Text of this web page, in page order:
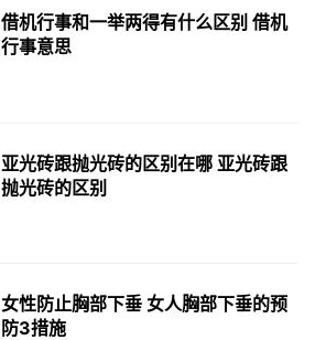
借机行事和一举两得有什么区别 借机
行事意思
亚光砖跟抛光砖的区别在哪 亚光砖跟
抛光砖的区别
女性防止胸部下垂 女人胸部下垂的预
防3措施